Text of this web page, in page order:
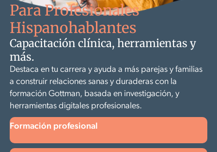
Para Profesionales
Hispanohablantes
Capacitación clínica, herramientas y
más.
Destaca en tu carrera y ayuda a más parejas y familias
a construir relaciones sanas y duraderas con la
formación Gottman, basada en investigación, y
herramientas digitales profesionales.
Formación profesional